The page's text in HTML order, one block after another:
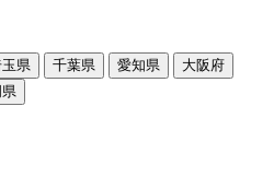
県 千葉県 愛知県
大阪府